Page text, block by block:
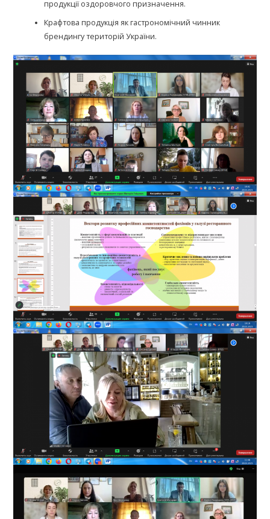
продукції оздоровчого призначення.
Крафтова продукція як гастрономічний чинник
брендингу територій України.